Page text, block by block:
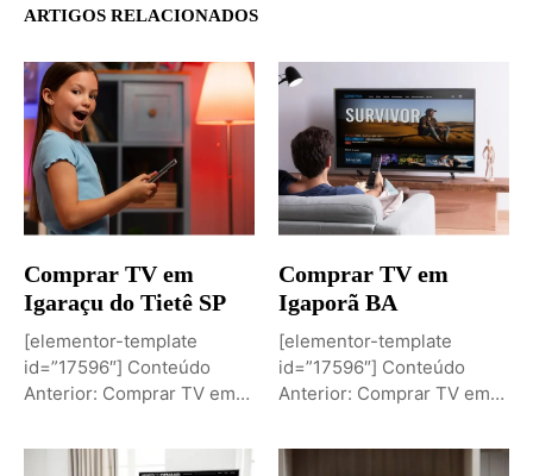
ARTIGOS RELACIONADOS
Comprar TV em
Igaraçu do Tietê SP
[elementor-template
id=”17596″] Conteúdo
Anterior: Comprar TV em
Conteúdo: Sobremesa de...
Comprar TV em
Igaporã BA
[elementor-template
id=”17596″] Conteúdo
Anterior: Comprar TV em
Comprar TV...